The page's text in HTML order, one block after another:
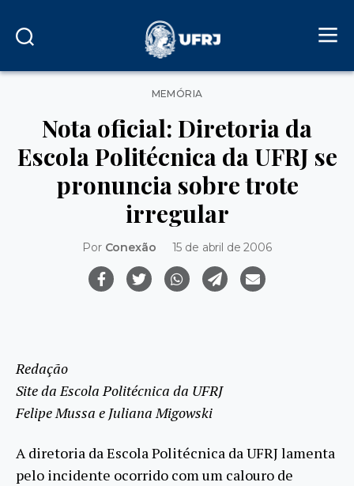
Categorias
MEMÓRIA
Nota oficial: Diretoria da
Escola Politécnica da UFRJ se
pronuncia sobre trote
irregular
Por Conexão 15 de abril de 2006
Redação
Site da Escola Politécnica da UFRJ
Felipe Mussa e Juliana Migowski
A diretoria da Escola Politécnica da UFRJ lamenta
pelo incidente ocorrido com um calouro de